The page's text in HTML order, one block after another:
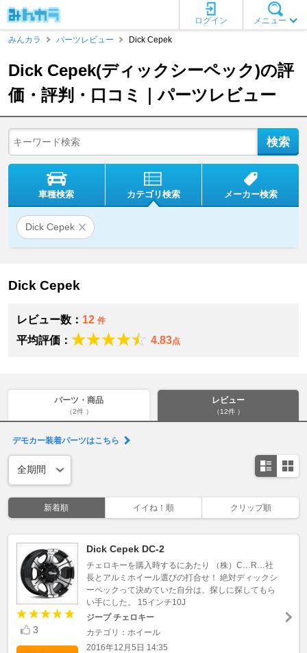
メニュー
ログイン
みんカラ
パーツレビュー Dick Cepek
Dick Cepek(ディックシーペック)の評
価・評判・口コミ｜パーツレビュー
車種検索 カテゴリ検索 メーカー検索
Dick Cepek
Dick Cepek
レビュー数： 12 件
平均評価： 4.83点
パーツ・商品
（2件 ）
レビュー
（12件 ）
デモカー装着パーツはこちら
新着順 イイね！順 クリップ順
3
Dick Cepek DC-2
チェロキーを購入時するにあたり （株）C…R…社
長とアルミホイール選びの打合せ！ 絶対ディックシ
ーペックって決めていた自分は、探しに探してもら
い手にした。 15インチ10J
ジープ チェロキー
カテゴリ：ホイール
2016年12月5日 14:35